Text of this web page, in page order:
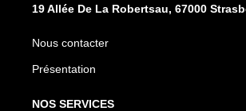
19 Allée De La Robertsau, 67000
Nous contacter
Présentation
NOS SERVICES